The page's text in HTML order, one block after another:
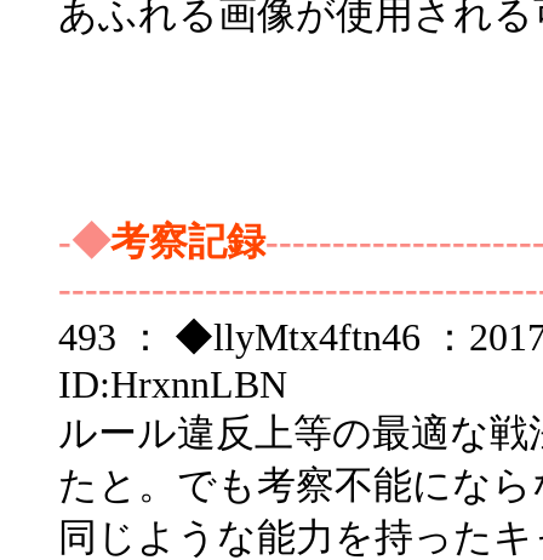
あふれる画像が使用され
-◆考察記録
493 ： ◆llyMtx4ftn46 ：
ID:HrxnnLBN
ルール違反上等の最適な
たと。でも考察不能にな
同じような能力を持った